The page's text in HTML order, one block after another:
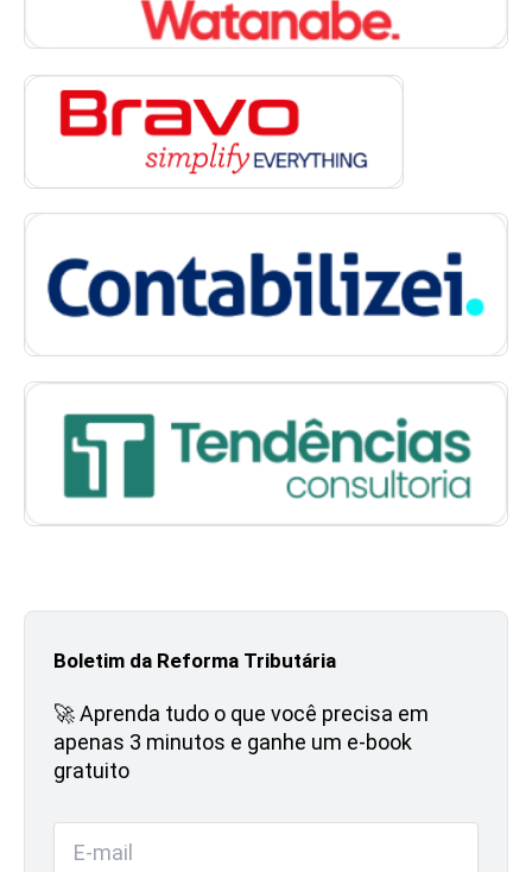
Boletim da Reforma Tributária
🚀 Aprenda tudo o que você precisa em
apenas 3 minutos e ganhe um e-book
gratuito